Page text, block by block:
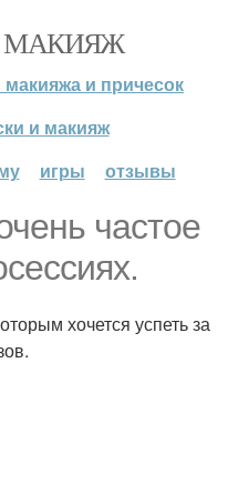
МАКИЯЖ
и причесок
и макияж
игры отзывы
частое
хочется успеть за